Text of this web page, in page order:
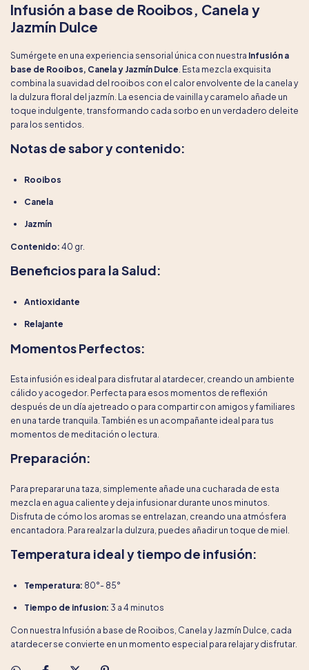
Infusión a base de Rooibos, Canela y
Jazmín Dulce
Sumérgete en una experiencia sensorial única con nuestra Infusión a
base de Rooibos, Canela y Jazmín Dulce. Esta mezcla exquisita
combina la suavidad del rooibos con el calor envolvente de la canela y
la dulzura floral del jazmín. La esencia de vainilla y caramelo añade un
toque indulgente, transformando cada sorbo en un verdadero deleite
para los sentidos.
Notas de sabor y contenido:
Rooibos
Canela
Jazmín
Contenido: 40 gr.
Beneficios para la Salud:
Antioxidante
Relajante
Momentos Perfectos:
Esta infusión es ideal para disfrutar al atardecer, creando un ambiente
cálido y acogedor. Perfecta para esos momentos de reflexión
después de un día ajetreado o para compartir con amigos y familiares
en una tarde tranquila. También es un acompañante ideal para tus
momentos de meditación o lectura.
Preparación:
Para preparar una taza, simplemente añade una cucharada de esta
mezcla en agua caliente y deja infusionar durante unos minutos.
Disfruta de cómo los aromas se entrelazan, creando una atmósfera
encantadora. Para realzar la dulzura, puedes añadir un toque de miel.
Temperatura ideal y tiempo de infusión:
Temperatura: 80°- 85°
Tiempo de infusion: 3 a 4 minutos
Con nuestra Infusión a base de Rooibos, Canela y Jazmín Dulce, cada
atardecer se convierte en un momento especial para relajar y disfrutar.